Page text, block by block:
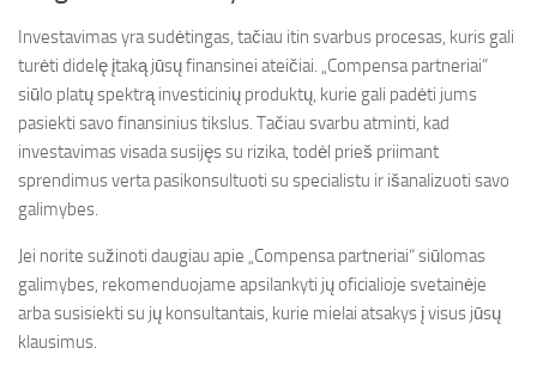
Investavimas yra sudėtingas, tačiau itin svarbus procesas, kuris gali
turėti didelę įtaką jūsų finansinei ateičiai. „Compensa partneriai“
siūlo platų spektrą investicinių produktų, kurie gali padėti jums
pasiekti savo finansinius tikslus. Tačiau svarbu atminti, kad
investavimas visada susijęs su rizika, todėl prieš priimant
sprendimus verta pasikonsultuoti su specialistu ir išanalizuoti savo
galimybes.
Jei norite sužinoti daugiau apie „Compensa partneriai“ siūlomas
galimybes, rekomenduojame apsilankyti jų oficialioje svetainėje
arba susisiekti su jų konsultantais, kurie mielai atsakys į visus jūsų
klausimus.